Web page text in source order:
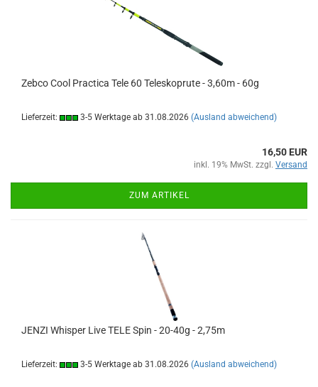
Zebco Cool Practica Tele 60 Teleskoprute - 3,60m - 60g
Lieferzeit: 3-5 Werktage ab 31.08.2026 (Ausland abweichend)
16,50 EUR
inkl. 19% MwSt. zzgl. Versand
ZUM ARTIKEL
JENZI Whisper Live TELE Spin - 20-40g - 2,75m
Lieferzeit: 3-5 Werktage ab 31.08.2026 (Ausland abweichend)